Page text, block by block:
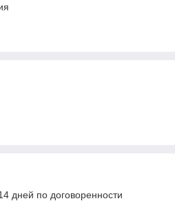
дней по договоренности